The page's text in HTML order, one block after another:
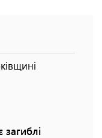
загиблі